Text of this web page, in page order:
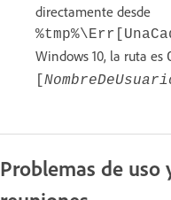
directamente desde
Windows 10, la ruta es
Problemas de uso